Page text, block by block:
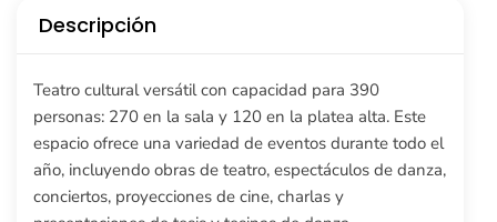
Descripción
Teatro cultural versátil con capacidad para 390
personas: 270 en la sala y 120 en la platea alta. Este
espacio ofrece una variedad de eventos durante todo el
año, incluyendo obras de teatro, espectáculos de danza,
conciertos, proyecciones de cine, charlas y